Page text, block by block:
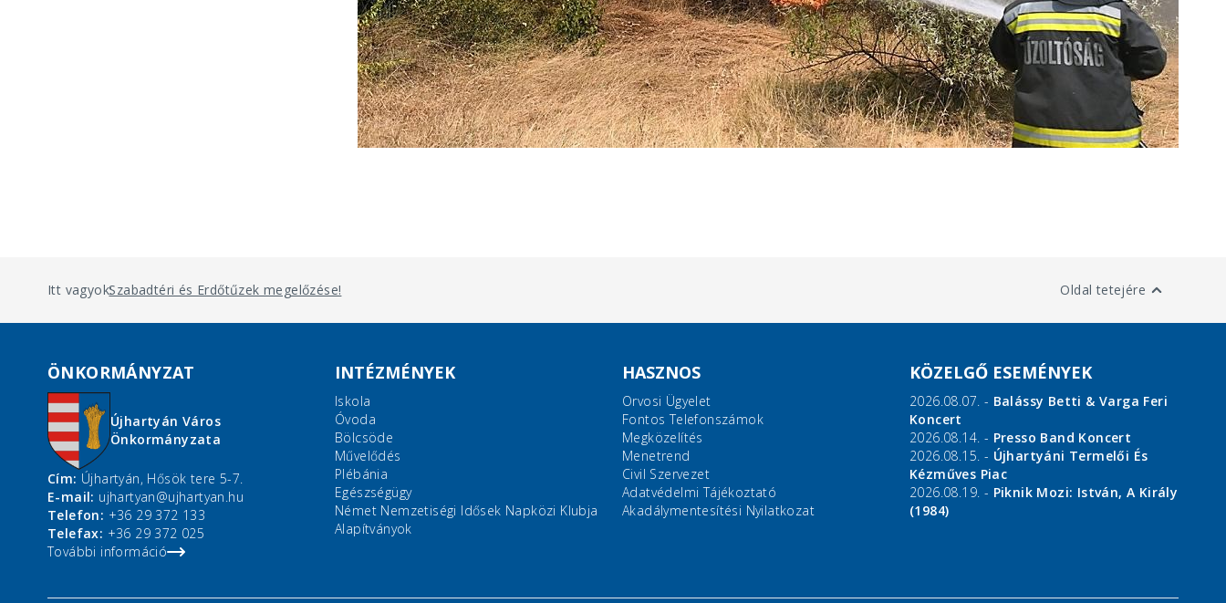
Itt vagyok:Szabadtéri és Erdőtűzek megelőzése! Oldal tetejére
ÖNKORMÁNYZAT
Újhartyán Város
Önkormányzata
Cím: Újhartyán, Hősök tere 5-7.
E-mail: ujhartyan@ujhartyan.hu
Telefon: +36 29 372 133
Telefax: +36 29 372 025
További információ
INTÉZMÉNYEK
Iskola
Óvoda
Bölcsöde
Művelődés
Plébánia
Egészségügy
Német Nemzetiségi Idősek Napközi Klubja
Alapítványok
HASZNOS
Orvosi Ügyelet
Fontos Telefonszámok
Megközelítés
Menetrend
Civil Szervezet
Adatvédelmi Tájékoztató
Akadálymentesítési Nyilatkozat
KÖZELGŐ ESEMÉNYEK
2026.08.07. - Balássy Betti & Varga Feri
Koncert
2026.08.14. - Presso Band Koncert
2026.08.15. - Újhartyáni Termelői És
Kézműves Piac
2026.08.19. - Piknik Mozi: István, A Király
(1984)